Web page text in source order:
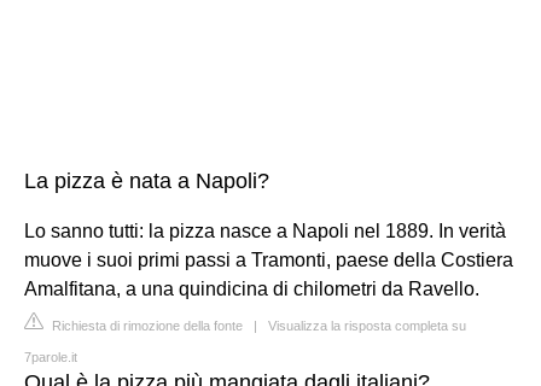
La pizza è nata a Napoli?
Lo sanno tutti: la pizza nasce a Napoli nel 1889. In verità
muove i suoi primi passi a Tramonti, paese della Costiera
Amalfitana, a una quindicina di chilometri da Ravello.
Richiesta di rimozione della fonte | Visualizza la risposta completa su
7parole.it